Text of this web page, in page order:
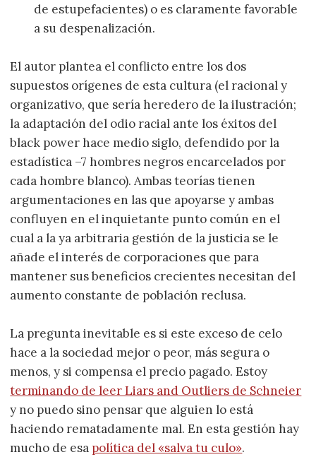
de estupefacientes) o es claramente favorable
a su despenalización.
El autor plantea el conflicto entre los dos
supuestos orígenes de esta cultura (el racional y
organizativo, que sería heredero de la ilustración;
la adaptación del odio racial ante los éxitos del
black power hace medio siglo, defendido por la
estadística –7 hombres negros encarcelados por
cada hombre blanco). Ambas teorías tienen
argumentaciones en las que apoyarse y ambas
confluyen en el inquietante punto común en el
cual a la ya arbitraria gestión de la justicia se le
añade el interés de corporaciones que para
mantener sus beneficios crecientes necesitan del
aumento constante de población reclusa.
La pregunta inevitable es si este exceso de celo
hace a la sociedad mejor o peor, más segura o
menos, y si compensa el precio pagado. Estoy
terminando de leer Liars and Outliers de Schneier
y no puedo sino pensar que alguien lo está
haciendo rematadamente mal. En esta gestión hay
mucho de esa política del «salva tu culo».